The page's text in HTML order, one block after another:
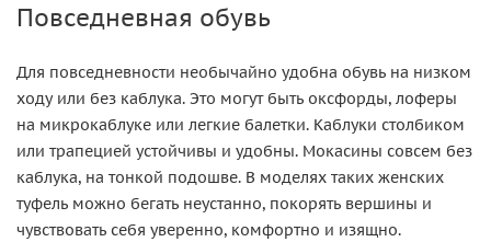
Повседневная обувь
Для повседневности необычайно удобна обувь на низком
ходу или без каблука. Это могут быть оксфорды, лоферы
на микрокаблуке или легкие балетки. Каблуки столбиком
или трапецией устойчивы и удобны. Мокасины совсем без
каблука, на тонкой подошве. В моделях таких женских
туфель можно бегать неустанно, покорять вершины и
чувствовать себя уверенно, комфортно и изящно.